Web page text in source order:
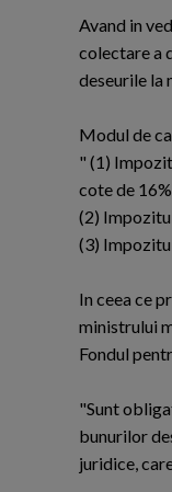
Avand in
colectare a
deseurile la
Modul de
" (1)
cote de
(2)
(3)
In ceea ce
ministrului
Fondul
"Sunt
bunurilor
juridice,